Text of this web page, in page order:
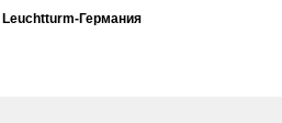
Leuchtturm-Германия